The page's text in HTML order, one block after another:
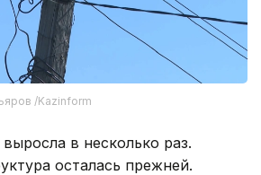
/Kazinform
в несколько раз.
осталась прежней.